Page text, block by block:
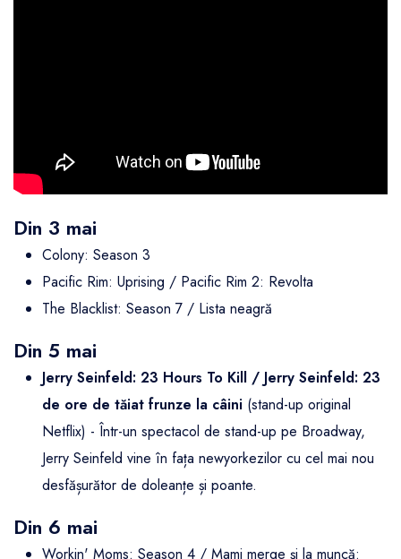
Din 3 mai
Colony: Season 3
Pacific Rim: Uprising / Pacific Rim 2: Revolta
The Blacklist: Season 7 / Lista neagră
Din 5 mai
Jerry Seinfeld: 23 Hours To Kill / Jerry Seinfeld: 23
de ore de tăiat frunze la câini (stand-up original
Netflix) - Într-un spectacol de stand-up pe Broadway,
Jerry Seinfeld vine în fața newyorkezilor cu cel mai nou
desfășurător de doleanțe și poante.
Din 6 mai
Workin' Moms: Season 4 / Mami merge și la muncă: